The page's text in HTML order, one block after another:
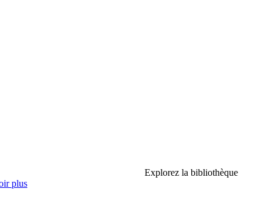
Explorez la bibliothèque
plus